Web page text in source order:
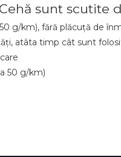
sunt scutite
g/km), fără plăcuță de
atâta timp cât sunt
50 g/km)